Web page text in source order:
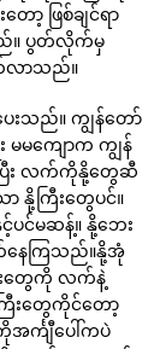
ာ့ ဖြစ်ချင်ရာ
။ ပွတ်လိုက်မှ
လာသည်။
းသည်။ ကျွန်တော်
မမကျောက ကျွန်
း လက်ကိုနို့တွေဆီ
နို့ကြီးတွေပင်။
င်မဆန့်။ နို့ဘေး
ေကြသည်။နို့အုံ
တွေကို လက်နဲ့
းတွေကိုင်တော့
အင်္ကျီပေါ်ကပဲ